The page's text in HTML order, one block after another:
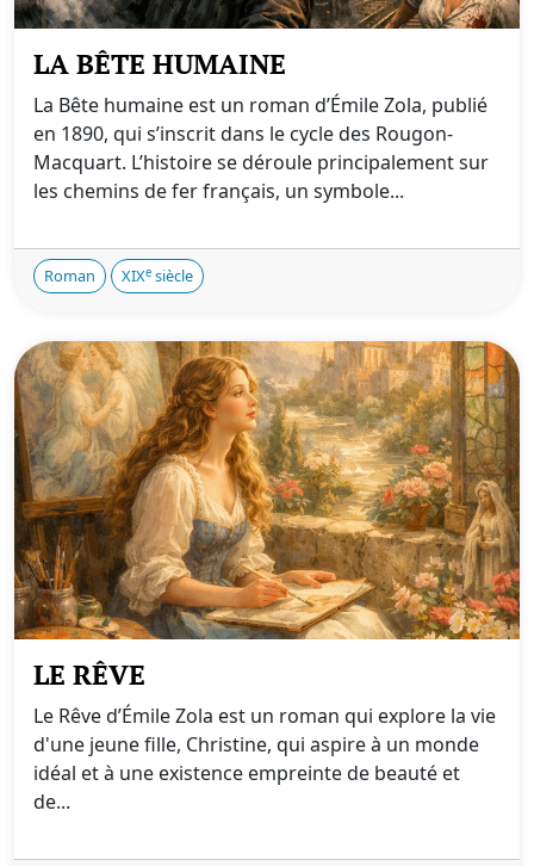
LA BÊTE HUMAINE
La Bête humaine est un roman d’Émile Zola, publié
en 1890, qui s’inscrit dans le cycle des Rougon-
Macquart. L’histoire se déroule principalement sur
les chemins de fer français, un symbole...
Roman XIXe siècle
LE RÊVE
Le Rêve d’Émile Zola est un roman qui explore la vie
d'une jeune fille, Christine, qui aspire à un monde
idéal et à une existence empreinte de beauté et
de...